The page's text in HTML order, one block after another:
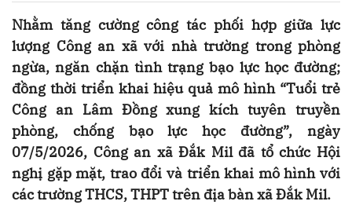
Nhằm tăng cường công tác phối hợp giữa lực
lượng Công an xã với nhà trường trong phòng
ngừa, ngăn chặn tình trạng bạo lực học đường;
đồng thời triển khai hiệu quả mô hình “Tuổi trẻ
Công an Lâm Đồng xung kích tuyên truyền
phòng, chống bạo lực học đường”, ngày
07/5/2026, Công an xã Đắk Mil đã tổ chức Hội
nghị gặp mặt, trao đổi và triển khai mô hình với
các trường THCS, THPT trên địa bàn xã Đắk Mil.